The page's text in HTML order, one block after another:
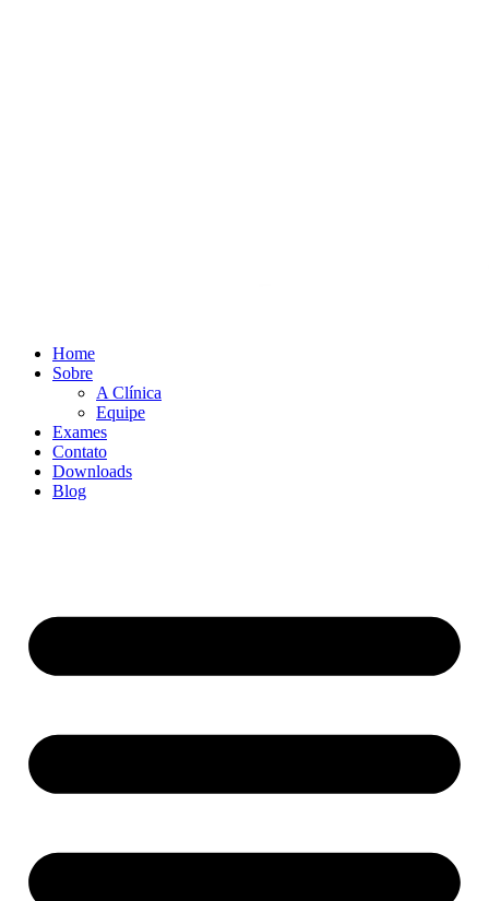
Home
Sobre
A Clínica
Equipe
Exames
Contato
Downloads
Blog